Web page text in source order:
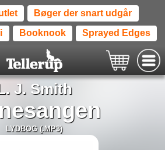
Bøger der snart udgår
Booknook Sprayed Edges
J. Smith
LYDBOG (.MP3)